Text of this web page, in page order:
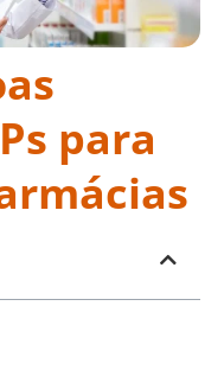
para